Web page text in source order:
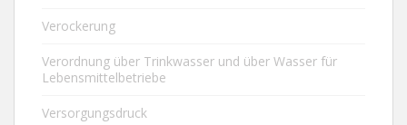
Verockerung
Verordnung über Trinkwasser und über Wasser für
Lebensmittelbetriebe
Versorgungsdruck